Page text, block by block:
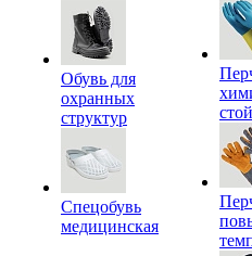
Обувь для
охранных
структур
Спецобувь
медицинская